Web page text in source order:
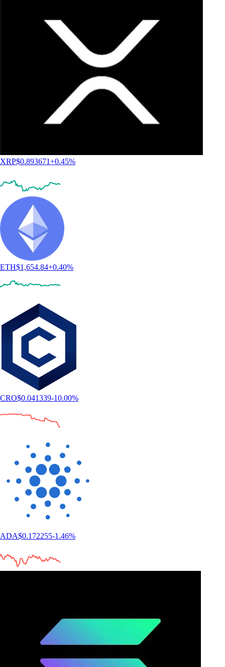
XRP$0.893671+0.45%
ETH$1,654.84+0.40%
CRO$0.041339-10.00%
ADA$0.172255-1.46%